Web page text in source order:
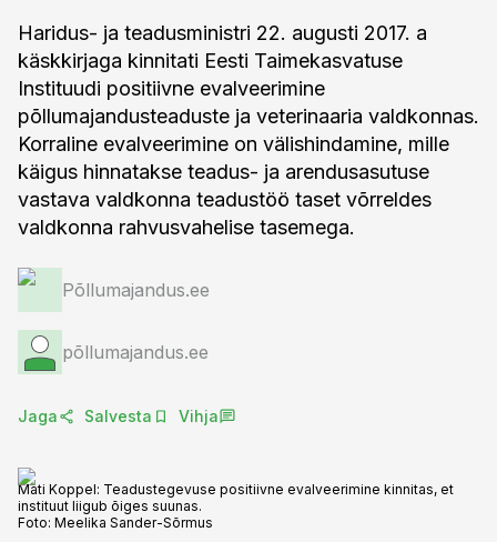
Haridus- ja teadusministri 22. augusti 2017. a
käskkirjaga kinnitati Eesti Taimekasvatuse
Instituudi positiivne evalveerimine
põllumajandusteaduste ja veterinaaria valdkonnas.
Korraline evalveerimine on välishindamine, mille
käigus hinnatakse teadus- ja arendusasutuse
vastava valdkonna teadustöö taset võrreldes
valdkonna rahvusvahelise tasemega.
Põllumajandus.ee
põllumajandus.ee
Jaga Salvesta Vihja
Mati Koppel: Teadustegevuse positiivne evalveerimine kinnitas, et
instituut liigub õiges suunas.
Foto: Meelika Sander-Sõrmus